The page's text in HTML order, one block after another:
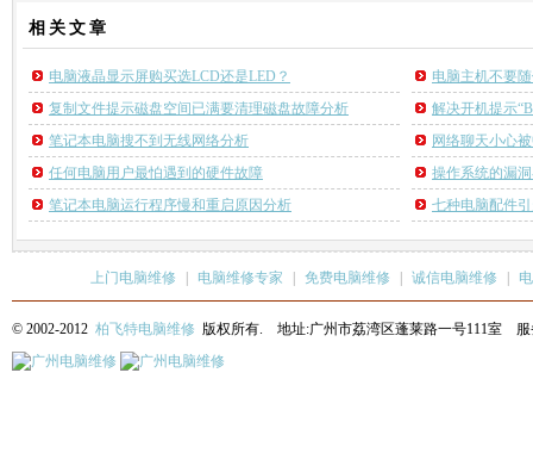
相关 文章
电脑液晶显示屏购买选LCD还是LED？
电脑主机不要
复制文件提示磁盘空间已满要清理磁盘故障分析
解决开机提示
笔记本电脑搜不到无线网络分析
网络聊天小心
任何电脑用户最怕遇到的硬件故障
操作系统的漏
笔记本电脑运行程序慢和重启原因分析
七种电脑配件
上门电脑维修 电脑维修专家 免费电脑维修 诚信电脑维修
© 2002-2012 柏飞特电脑维修 版权所有. 地址:广州市荔湾区蓬莱路一号111室 服